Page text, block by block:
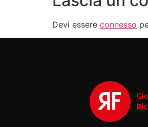
Devi essere connesso